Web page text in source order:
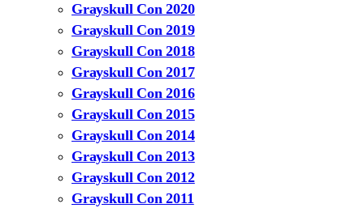
Grayskull Con 2020
Grayskull Con 2019
Grayskull Con 2018
Grayskull Con 2017
Grayskull Con 2016
Grayskull Con 2015
Grayskull Con 2014
Grayskull Con 2013
Grayskull Con 2012
Grayskull Con 2011